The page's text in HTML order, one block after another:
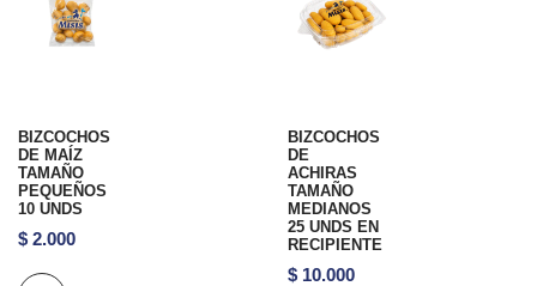
BIZCOCHOS
DE MAÍZ
TAMAÑO
PEQUEÑOS
10 UNDS
$ 2.000
BIZCOCHOS
DE
ACHIRAS
TAMAÑO
MEDIANOS
25 UNDS EN
RECIPIENTE
$10.000